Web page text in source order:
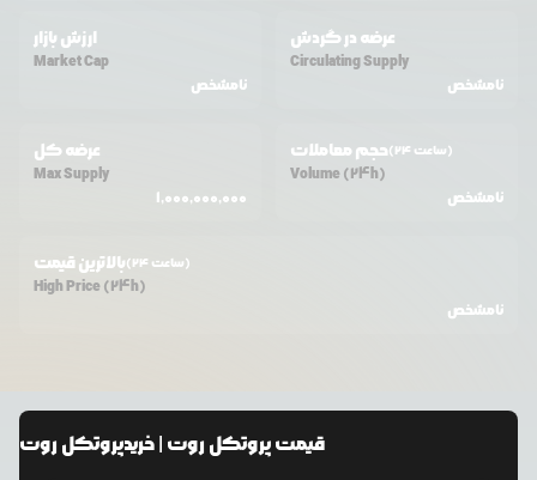
ارزش بازار
Market Cap
نامشخص
عرضه در گردش
Circulating Supply
نامشخص
عرضه کل
Max Supply
1,000,000,000
حجم معاملات (24 ساعت)
Volume (24h)
نامشخص
بالاترین قیمت (24 ساعت)
High Price (24h)
نامشخص
قیمتپروتکل روت | خریدپروتکل روت